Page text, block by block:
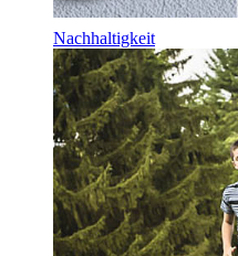
Nachhaltigkeit